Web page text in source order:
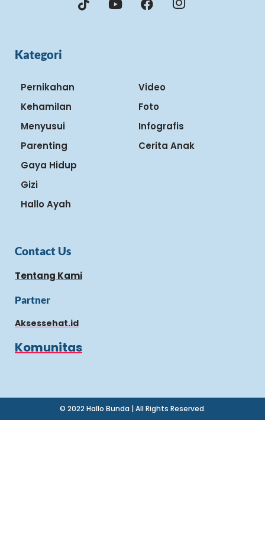
Kategori
Pernikahan
Kehamilan
Menyusui
Parenting
Gaya Hidup
Gizi
Hallo Ayah
Video
Foto
Infografis
Cerita Anak
Contact Us
Tentang Kami
Partner
Aksessehat.id
Komunitas
© 2022 Hallo Bunda | All Rights Reserved.